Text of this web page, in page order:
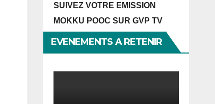
SUIVEZ VOTRE EMISSION
MOKKU POOC SUR GVP TV
EVENEMENTS A RETENIR